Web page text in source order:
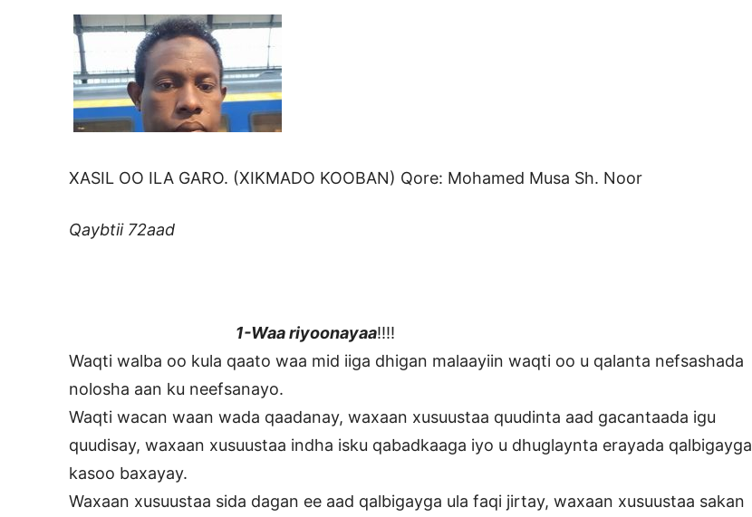
XASIL OO ILA GARO. (XIKMADO KOOBAN) Qore: Mohamed Musa Sh. Noor
Qaybtii 72aad
1-Waa riyoonayaa!!!!
Waqti walba oo kula qaato waa mid iiga dhigan malaayiin waqti oo u qalanta nefsashada
nolosha aan ku neefsanayo.
Waqti wacan waan wada qaadanay, waxaan xusuustaa quudinta aad gacantaada igu
quudisay, waxaan xusuustaa indha isku qabadkaaga iyo u dhuglaynta erayada qalbigayga
kasoo baxayay.
Waxaan xusuustaa sida dagan ee aad qalbigayga ula faqi jirtay, waxaan xusuustaa sakan